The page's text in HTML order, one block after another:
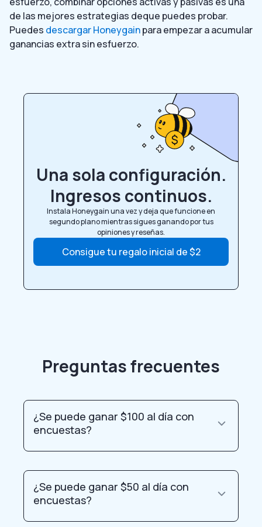
de las mejores estrategias deque puedes probar.
Puedes descargar Honeygainpara empezar a acumular
ganancias extra sin esfuerzo.
Una sola configuración.
Ingresos continuos.
Instala Honeygain una vez y deja que funcione en
segundo plano mientras sigues ganando por tus
opiniones y reseñas.
Consigue tu regalo inicial de $2
Preguntas frecuentes
¿Se puede ganar $100 al día con
encuestas?
¿Se puede ganar $50 al día con
encuestas?